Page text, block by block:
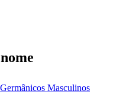
Germânicos Masculinos